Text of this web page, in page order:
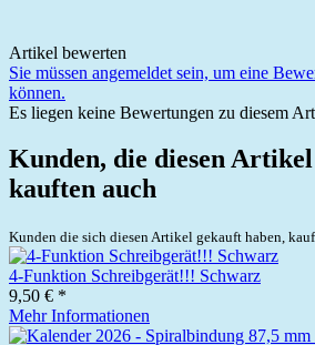
Artikel bewerten
Sie müssen angemeldet sein, um eine
können.
Es liegen keine Bewertungen zu diesem
Kunden, die diesen
kauften auch
Kunden die sich diesen Artikel gekauft haben,
4-Funktion Schreibgerät!!! Schwarz
9,50 € *
Mehr Informationen